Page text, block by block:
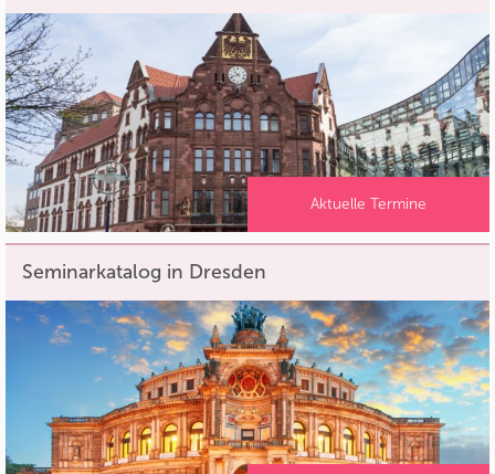
Aktuelle Termine
Seminarkatalog in Dresden